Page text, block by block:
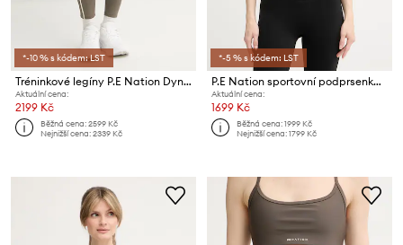
*-10 % s kódem: LST
Tréninkové legíny P.E Nation Dynamic
Aktuální cena:
2199 Kč
Běžná cena:2599 Kč
Nejnižší cena:2339 Kč
*-5 % s kódem: LST
P.E Nation sportovní podprsenka Unity
Aktuální cena:
1699 Kč
Běžná cena:1999 Kč
Nejnižší cena:1799 Kč